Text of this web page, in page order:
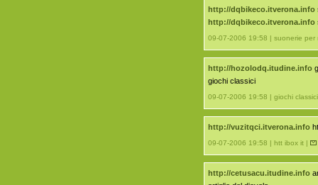
http://dqbikeco.itverona.info
http://dqbikeco.itverona.info
09-07-2006 19:58 | suonerie
http://hozolodq.itudine.info
giochi classici
09-07-2006 19:58 | giochi
http://vuzitqci.itverona.info
09-07-2006 19:58 | htt ibox it |
http://cetusacu.itudine.info